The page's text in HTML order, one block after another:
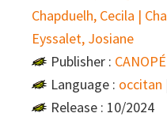
Chapduelh, Cecila |
Eyssalet, Josiane
Publisher :
Language : occitan
Release : 10/2024